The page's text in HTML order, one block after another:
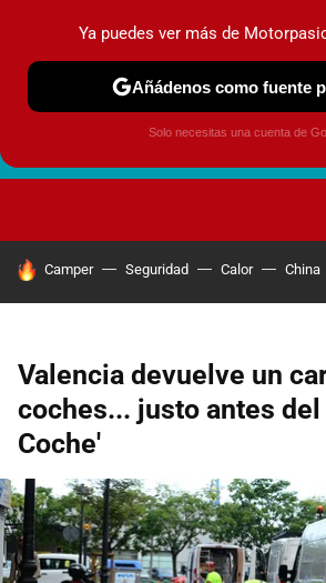
HOY SE HABLA DE
Camper Seguridad Calor China
Valencia devuelve un
coches... justo antes del
Coche'
Ya puedes ver más de
Añádenos como fuente
Solo necesitas una cuenta de